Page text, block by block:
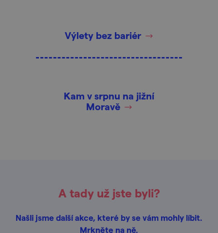
Výlety bez bariér
Kam v srpnu na jižní
Moravě
A tady už jste byli?
Našli jsme další akce, které by se vám mohly líbit.
Mrkněte na ně.